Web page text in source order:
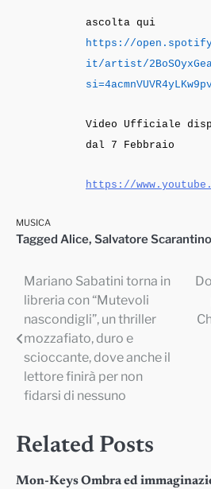
ascolta qui
https://
it/artist/
Video Ufficiale
dal 7 Febbraio
https://
MUSICA
Tagged Alice, Salvatore Scarantino
Navigazione
articoli
Mariano Sabatini torna in
libreria con “Mutevoli
nascondigli”, un thriller
mozzafiato, duro e
scioccante, dove anche il
lettore finirà per non
fidarsi di nessuno
Related Posts
Mon-Keys Ombra ed